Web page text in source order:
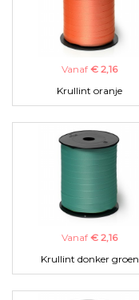
Vanaf € 2,16
Krullint oranje
Vanaf € 2,16
Krullint donker groen